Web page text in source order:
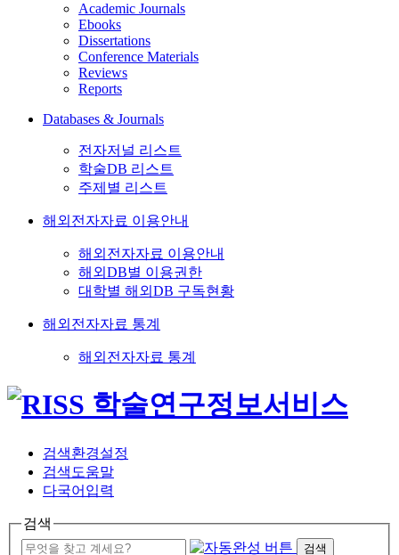
Academic Journals
Ebooks
Dissertations
Conference Materials
Reviews
Reports
Databases & Journals
전자저널 리스트
학술DB 리스트
주제별 리스트
해외전자자료 이용안내
해외전자자료 이용안내
해외DB별 이용권한
대학별 해외DB 구독현황
해외전자자료 통계
해외전자자료 통계
검색환경설정
검색도움말
다국어입력
검색
검색